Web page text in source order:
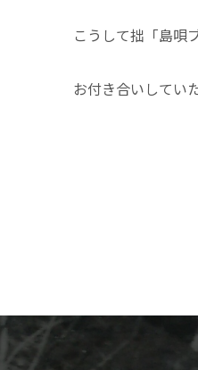
こうして拙「島唄
お付き合いしてい